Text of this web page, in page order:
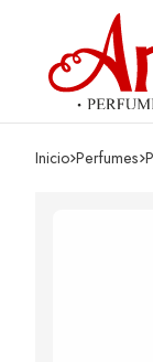
Inicio perfumes